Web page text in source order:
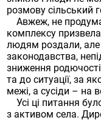
розмову сільський
Авжеж, не
комплексу
людям роздали, але
законодавства,
зниження
та до ситуації, за
межі, а сусіди – на
Усі ці питання
з активом села.